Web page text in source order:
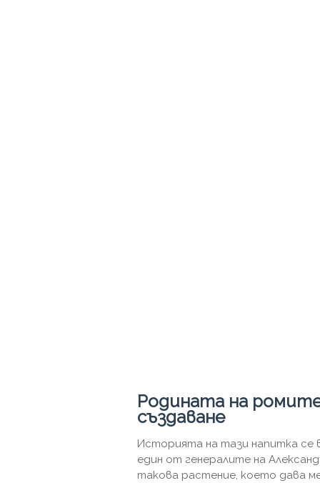
Родината на
създаване
Историята на тази напитка се
един от генералите на
такова растение, което дава